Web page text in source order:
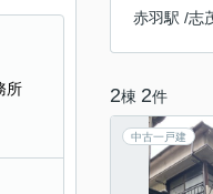
赤羽駅 /志
2棟 2件
中古一戸建
所